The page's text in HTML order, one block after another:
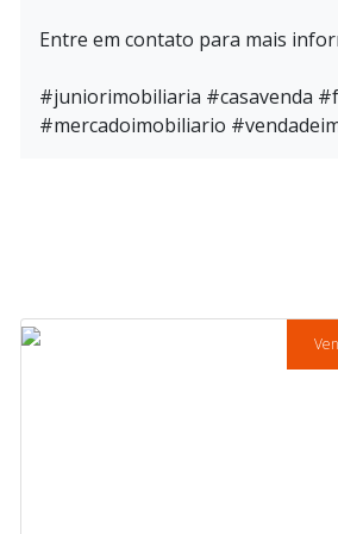
Entre em contato para mais
#juniorimobiliaria #casavenda
#mercadoimobiliario